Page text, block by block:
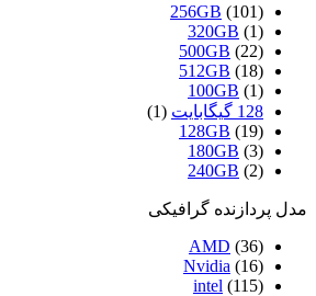
256GB (101)
320GB (1)
500GB (22)
512GB (18)
100GB (1)
128 گیگابایت
(1)
128GB (19)
180GB (3)
240GB (2)
مدل پردازنده گرافیکی
AMD (36)
Nvidia (16)
intel (115)